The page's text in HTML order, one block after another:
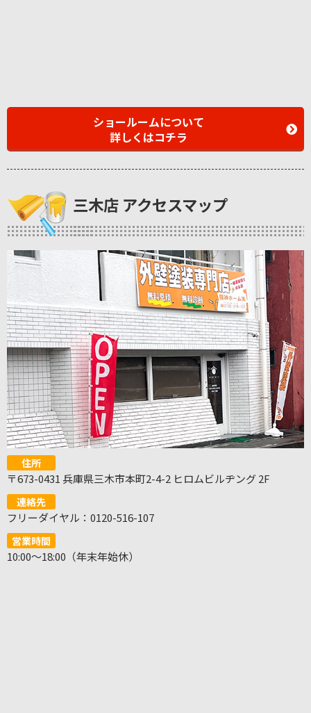
ショールームについて
詳しくはコチラ
三木店 アクセスマップ
住所
〒673-0431 兵庫県三木市本町2-4-2 ヒロムビルヂング 2F
連絡先
フリーダイヤル：0120-516-107
営業時間
10:00～18:00（年末年始休）